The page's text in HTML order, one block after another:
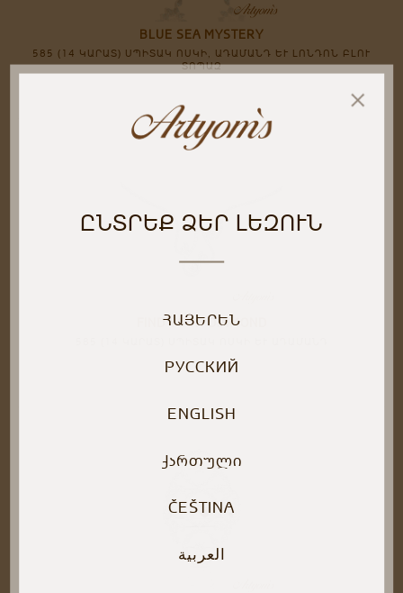
BLUE SEA MYSTERY
585 (14 ԿԱՐԱՏ) ՍՊԻՏԱԿ ՈՍԿԻ, ԱԴԱՄԱՆԴ ԵՒ ԼՈՆԴՈՆ ԲԼՈՒ Տ
ՈՊԱԶ
FIND YOUR DIAMOND
ԸՆՏՐԵՔ ՁԵՐ ԼԵԶՈՒՆ
ՀԱՅԵՐԵՆ
РУССКИЙ
ENGLISH
ᲥᲐᲠᲗᲣᲚᲘ
ČEŠTINA
العربية